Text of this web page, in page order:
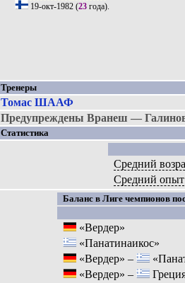
19-окт-1982(23года).
Тренеры
Томас ШААФ
Предупреждены Вранеш —
Статистика
Средний
Средний опыт
Баланс в Лиге чемпионов
«Вердер»
«Панатинаикос»
«Вердер» –
«Вердер» –